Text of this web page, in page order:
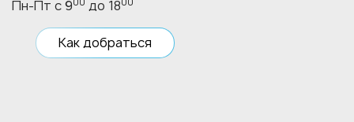
Пн-Пт с 9
до 18
Как добраться